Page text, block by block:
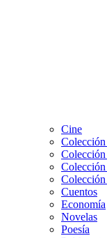
Cine
Cuentos
Economía
Novelas
Poesía